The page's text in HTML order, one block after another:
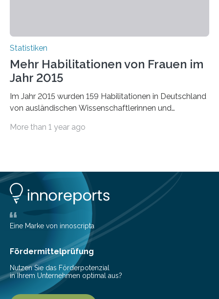
Statistiken
Mehr Habilitationen von Frauen im
Jahr 2015
Im Jahr 2015 wurden 159 Habilitationen in Deutschland
von ausländischen Wissenschaftlerinnen und
More than 1 year ago
Eine Marke von innoscripta
Fördermittelprüfung
Nutzen Sie das Förderpotenzial
in Ihrem Unternehmen optimal aus?